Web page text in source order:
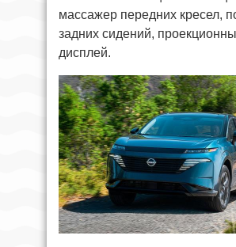
массажер передних кресел,
задних сидений,
дисплей.